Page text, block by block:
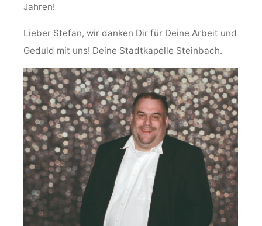
Jahren!
Lieber Stefan, wir danken Dir für Deine Arbeit und
Geduld mit uns! Deine Stadtkapelle Steinbach.